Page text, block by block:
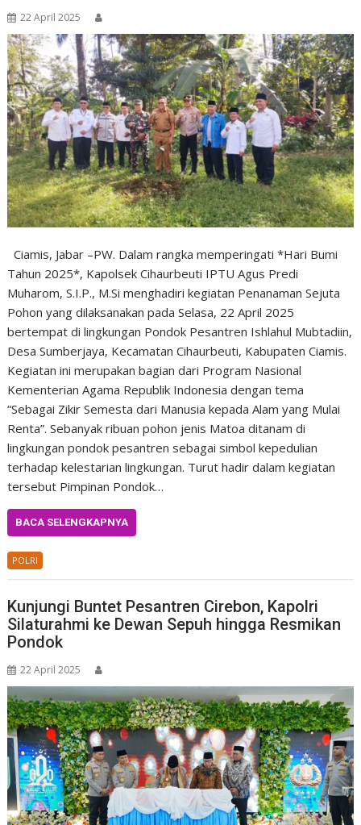
22 April 2025
Ciamis, Jabar –PW. Dalam rangka memperingati *Hari Bumi
Tahun 2025*, Kapolsek Cihaurbeuti IPTU Agus Predi
Muharom, S.I.P., M.Si menghadiri kegiatan Penanaman Sejuta
Pohon yang dilaksanakan pada Selasa, 22 April 2025
bertempat di lingkungan Pondok Pesantren Ishlahul Mubtadiin,
Desa Sumberjaya, Kecamatan Cihaurbeuti, Kabupaten Ciamis.
Kegiatan ini merupakan bagian dari Program Nasional
Kementerian Agama Republik Indonesia dengan tema
“Sebagai Zikir Semesta dari Manusia kepada Alam yang Mulai
Renta”. Sebanyak ribuan pohon jenis Matoa ditanam di
lingkungan pondok pesantren sebagai simbol kepedulian
terhadap kelestarian lingkungan. Turut hadir dalam kegiatan
tersebut Pimpinan Pondok…
BACA SELENGKAPNYA
POLRI
Kunjungi Buntet Pesantren Cirebon, Kapolri
Silaturahmi ke Dewan Sepuh hingga Resmikan
Pondok
22 April 2025